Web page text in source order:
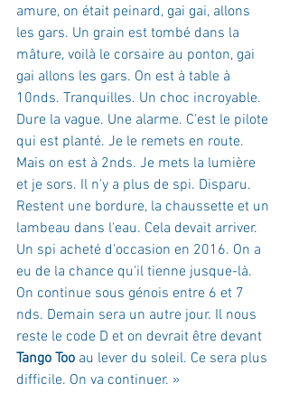
amure, on était peinard, gai gai, allons
les gars. Un grain est tombé dans la
mâture, voilà le corsaire au ponton, gai
gai allons les gars. On est à table à
10nds. Tranquilles. Un choc incroyable.
Dure la vague. Une alarme. C'est le pilote
qui est planté. Je le remets en route.
Mais on est à 2nds. Je mets la lumière
et je sors. Il n'y a plus de spi. Disparu.
Restent une bordure, la chaussette et un
lambeau dans l'eau. Cela devait arriver.
Un spi acheté d'occasion en 2016. On a
eu de la chance qu'il tienne jusque-là.
On continue sous génois entre 6 et 7
nds. Demain sera un autre jour. Il nous
reste le code D et on devrait être devant
Tango Too au lever du soleil. Ce sera plus
difficile. On va continuer. »